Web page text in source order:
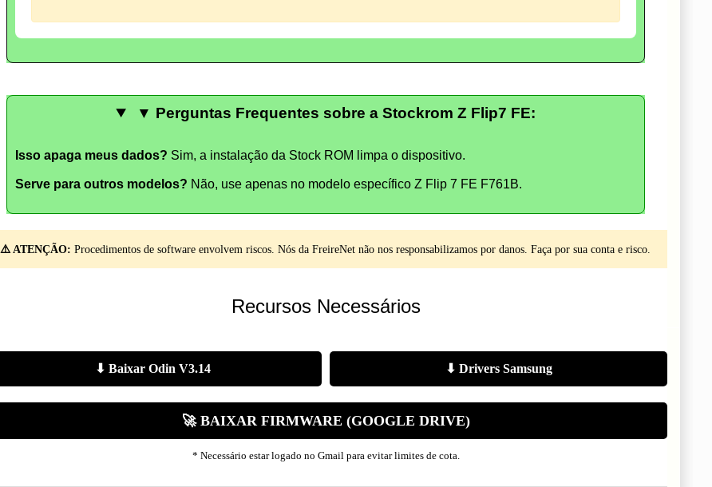
▼ Perguntas Frequentes sobre a Stockrom Z Flip7 FE:
Isso apaga meus dados? Sim, a instalação da Stock ROM limpa o dispositivo.
Serve para outros modelos? Não, use apenas no modelo específico Z Flip 7 FE F761B.
⚠️ ATENÇÃO: Procedimentos de software envolvem riscos. Nós da FreireNet não nos responsabilizamos por danos. Faça por sua conta e risco.
Recursos Necessários
⬇ Baixar Odin V3.14 ⬇ Drivers Samsung
🚀 BAIXAR FIRMWARE (GOOGLE DRIVE)
* Necessário estar logado no Gmail para evitar limites de cota.